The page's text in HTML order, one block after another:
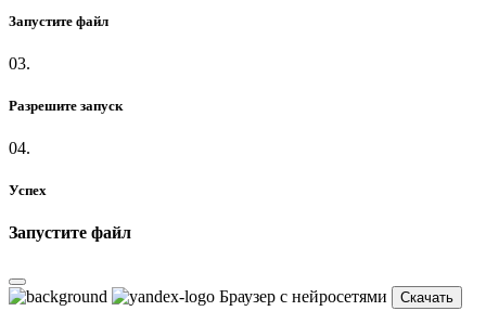
Запустите файл
03.
Разрешите запуск
04.
Успех
Запустите файл
Браузер с нейросетями Скачать